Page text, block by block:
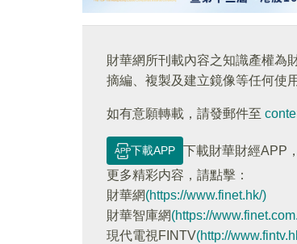
財華網所刊載內容之知識產權為
摘編、複製及建立鏡像等任何使用
如有意願轉載，請發郵件至
下載APP
下載財華財經APP
更多精彩内容，請點擊：
財華網(https://www.finet.hk/)
財華智庫網(https://
現代電視FINTV(http://